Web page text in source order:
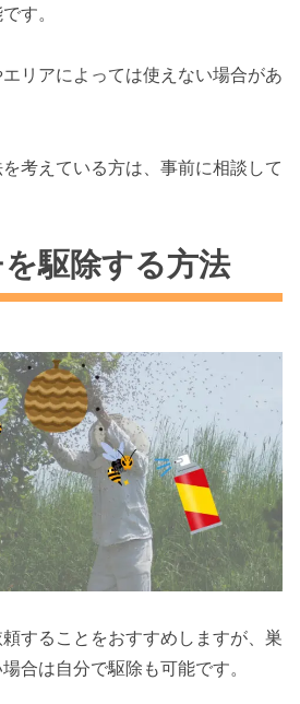
す。
リアによっては使えない場合があ
考えている方は、事前に相談して
駆除する方法
することをおすすめしますが、巣
合は自分で駆除も可能です。